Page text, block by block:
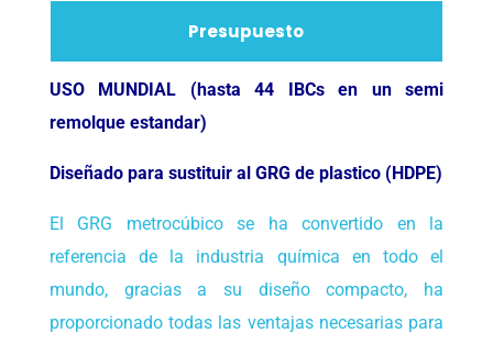
Presupuesto
USO MUNDIAL (hasta 44 IBCs en un semi
remolque estandar)
Diseñado para sustituir al GRG de plastico (HDPE)
El GRG metrocúbico se ha convertido en la
referencia de la industria química en todo el
mundo, gracias a su diseño compacto, ha
proporcionado todas las ventajas necesarias para